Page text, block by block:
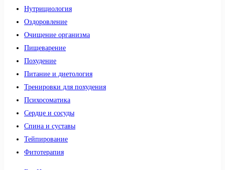
Нутрициология
Оздоровление
Очищение организма
Пищеварение
Похудение
Питание и диетология
Тренировки для похудения
Психосоматика
Сердце и сосуды
Спина и суставы
Тейпирование
Фитотерапия